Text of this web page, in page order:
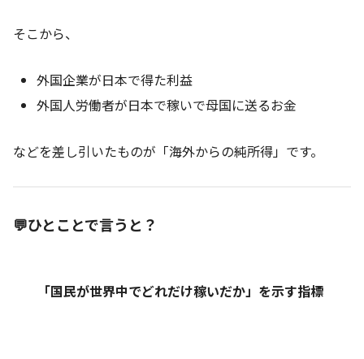
そこから、
外国企業が日本で得た利益
外国人労働者が日本で稼いで母国に送るお金
などを差し引いたものが「海外からの純所得」です。
💬ひとことで言うと？
「国民が世界中でどれだけ稼いだか」を示す指標